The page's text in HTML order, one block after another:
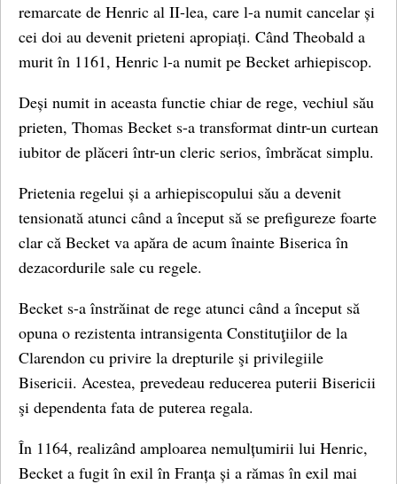
remarcate de Henric al II-lea, care l-a numit cancelar și
cei doi au devenit prieteni apropiați. Când Theobald a
murit în 1161, Henric l-a numit pe Becket arhiepiscop.
Deși numit in aceasta functie chiar de rege, vechiul său
prieten, Thomas Becket s-a transformat dintr-un curtean
iubitor de plăceri într-un cleric serios, îmbrăcat simplu.
Prietenia regelui și a arhiepiscopului său a devenit
tensionată atunci când a început să se prefigureze foarte
clar că Becket va apăra de acum înainte Biserica în
dezacordurile sale cu regele.
Becket s-a înstrăinat de rege atunci când a început să
opuna o rezistenta intransigenta Constituţiilor de la
Clarendon cu privire la drepturile şi privilegiile
Bisericii. Acestea, prevedeau reducerea puterii Bisericii
şi dependenta fata de puterea regala.
În 1164, realizând amploarea nemulțumirii lui Henric,
Becket a fugit în exil în Franța și a rămas în exil mai